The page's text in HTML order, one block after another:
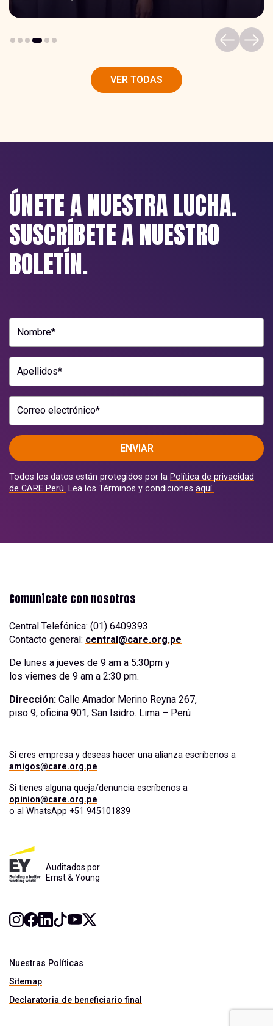
VER TODAS
ÚNETE A NUESTRA LUCHA.
SUSCRÍBETE A NUESTRO
BOLETÍN.
Nombre*
Apellidos*
Correo electrónico*
ENVIAR
Todos los datos están protegidos por la Política de privacidad
de CARE Perú.
Lea los Términos y condiciones aquí.
Comunícate con nosotros
Central Telefónica: (01) 6409393
Contacto general: central@care.org.pe
De lunes a jueves de 9 am a 5:30pm y
los viernes de 9 am a 2:30 pm.
Dirección: Calle Amador Merino Reyna 267,
piso 9, oficina 901, San Isidro. Lima – Perú
Si eres empresa y deseas hacer una alianza escríbenos a
amigos@care.org.pe
Si tienes alguna queja/denuncia escríbenos a
opinion@care.org.pe
o al WhatsApp +51 945101839
Auditados por
Ernst & Young
Nuestras Políticas
Sitemap
Declaratoria de beneficiario final